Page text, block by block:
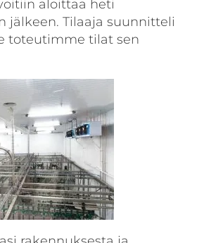
aloittaa heti
jälkeen. Tilaaja suunnitteli
toteutimme tilat sen